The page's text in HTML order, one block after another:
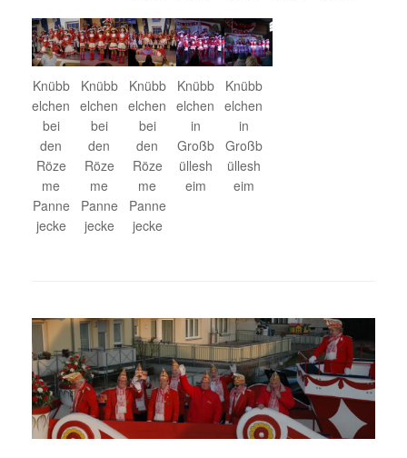
Knübb
elchen
bei
den
Röze
me
Panne
jecke
Knübb
elchen
bei
den
Röze
me
Panne
jecke
Knübb
elchen
bei
den
Röze
me
Panne
jecke
Knübb
elchen
in
Großb
üllesh
eim
Knübb
elchen
in
Großb
üllesh
eim